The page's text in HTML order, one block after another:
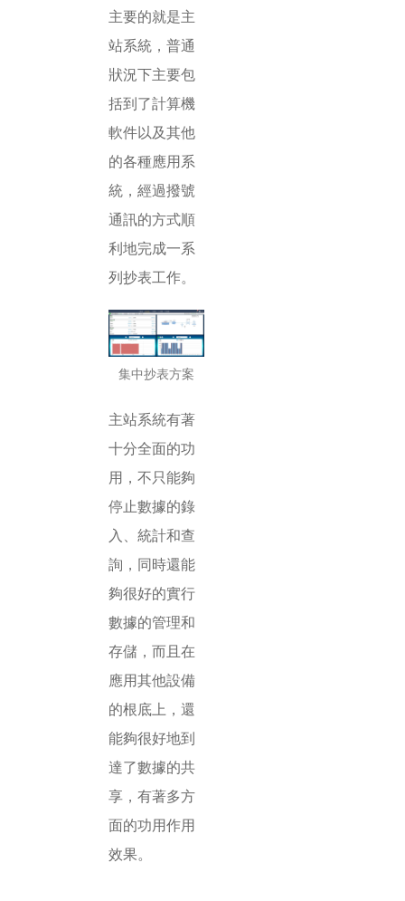
主要的就是主
站系統，普通
狀況下主要包
括到了計算機
軟件以及其他
的各種應用系
統，經過撥號
通訊的方式順
利地完成一系
列抄表工作。
集中抄表方案
主站系統有著
十分全面的功
用，不只能夠
停止數據的錄
入、統計和查
詢，同時還能
夠很好的實行
數據的管理和
存儲，而且在
應用其他設備
的根底上，還
能夠很好地到
達了數據的共
享，有著多方
面的功用作用
效果。